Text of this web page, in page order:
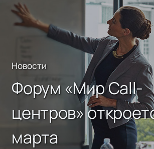
Новости
Форум «Мир Call-
центров»
марта